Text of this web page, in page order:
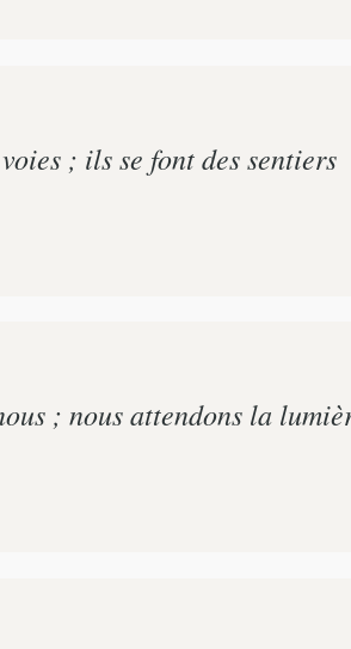
; ils se font des sentiers
; nous attendons la